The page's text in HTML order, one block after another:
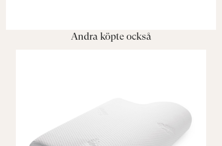
Andra köpte också